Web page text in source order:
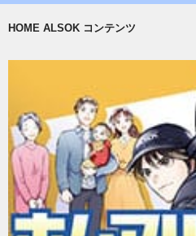
HOME ALSOK コンテンツ